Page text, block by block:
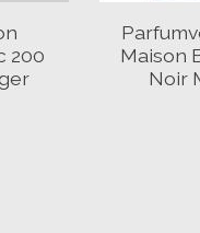
200
Maison
Noir